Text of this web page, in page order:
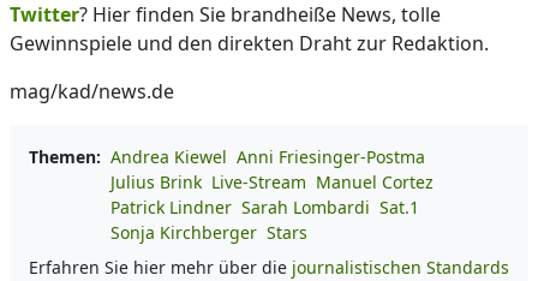
Twitter? Hier finden Sie brandheiße News, tolle
Gewinnspiele und den direkten Draht zur Redaktion.
mag/kad/news.de
Themen: Andrea Kiewel Anni Friesinger-Postma
Julius Brink Live-Stream Manuel Cortez
Patrick Lindner Sarah Lombardi Sat.1
Sonja Kirchberger Stars
Erfahren Sie hier mehr über die journalistischen Standards